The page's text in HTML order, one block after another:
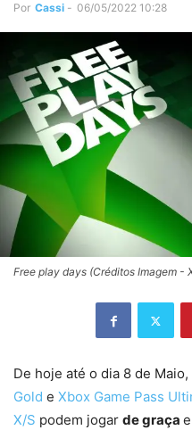
Por Cassi - 06/05/2022 10:28
Free play days (Créditos Imagem -
De hoje até o dia 8 de
Gold e Xbox Game Pass
X/S podem jogar de graça